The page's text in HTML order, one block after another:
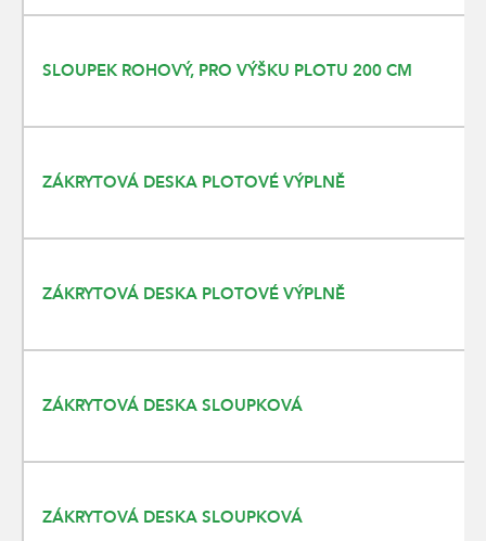
SLOUPEK ROHOVÝ, PRO VÝŠKU PLOTU 200 CM
ZÁKRYTOVÁ DESKA PLOTOVÉ VÝPLNĚ
ZÁKRYTOVÁ DESKA PLOTOVÉ VÝPLNĚ
ZÁKRYTOVÁ DESKA SLOUPKOVÁ
ZÁKRYTOVÁ DESKA SLOUPKOVÁ